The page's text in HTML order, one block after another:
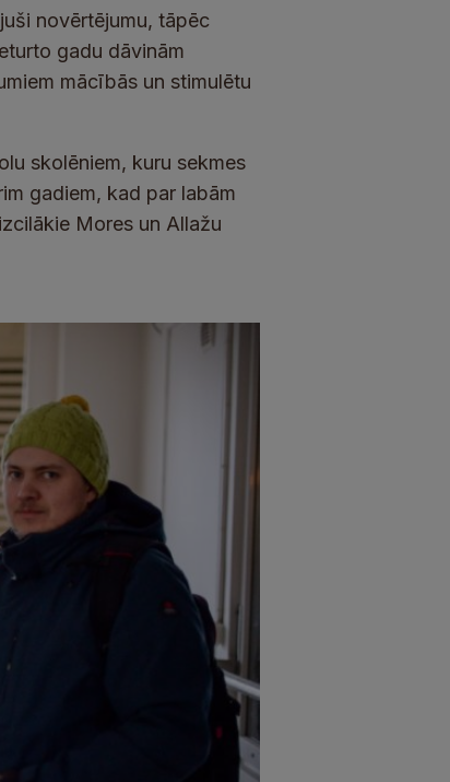
novērtējumu, tāpēc
gadu dāvinām
mācībās un stimulētu
skolēniem, kuru sekmes
gadiem, kad par labām
Mores un Allažu